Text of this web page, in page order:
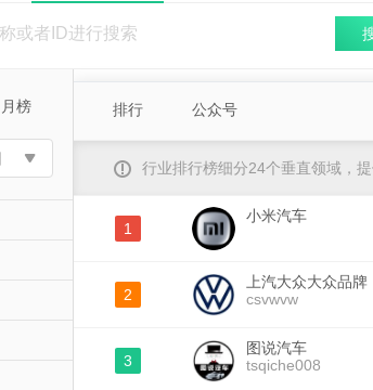
月榜 排行 公众号
行业排行榜细分24个垂直领域，
1
小米汽车
2
上汽大众大众品牌
csvwvw
3
图说汽车
tsqiche008